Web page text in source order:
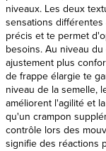
précis et te permet
besoins. Au niveau
ajustement plus
de frappe élargie te
niveau de la semelle,
améliorent l'agilité et
qu'un crampon
contrôle lors des
signifie des réactions
d'avance sur tes
l'issue d'un match.